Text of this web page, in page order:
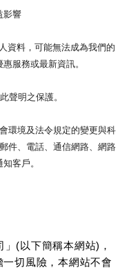
影響
料，可能無法成為我們的
服務或最新資訊。
此聲明之保護。
環境及法令規定的變更與科
件、電話、通信網路、網路
客戶。
(以下簡稱本網站)，
切風險，本網站不會